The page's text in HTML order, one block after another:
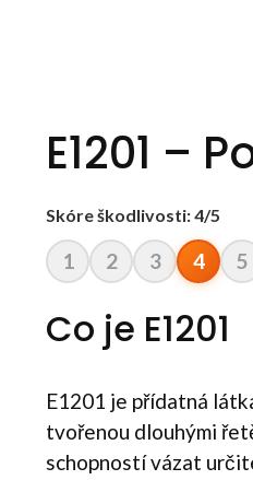
E1201 –
Skóre škodlivosti: 4/5
1 2 3 4 5
Co je E1201
E1201 je přídatná
tvořenou dlouhými
schopností vázat